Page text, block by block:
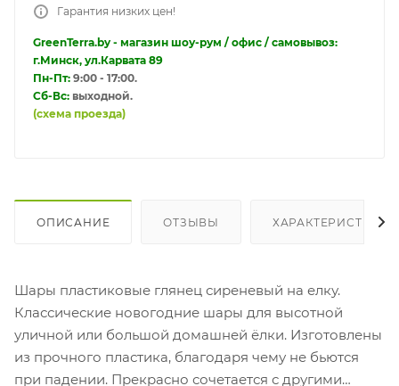
Гарантия низких цен!
GreenTerra.by - магазин шоу-рум / офис / самовывоз:
г.Минск, ул.Карвата 89
Пн-Пт: 9:00 - 17:00.
Сб-Вс: выходной.
(схема проезда)
ОПИСАНИЕ ОТЗЫВЫ ХАРАКТЕРИСТИКИ
Шары пластиковые глянец сиреневый на елку.
Классические новогодние шары для высотной
уличной или большой домашней ёлки. Изготовлены
из прочного пластика, благодаря чему не бьются
при падении. Прекрасно сочетается с другими